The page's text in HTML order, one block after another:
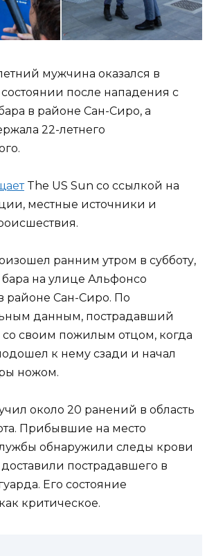
мужчина оказался в
после нападения с
в районе Сан-Сиро, а
22-летнего
The US Sun со ссылкой на
местные источники и
ранним утром в субботу,
на улице Альфонсо
районе Сан-Сиро. По
данным, пострадавший
со своим пожилым отцом, когда
к нему сзади и начал
ножом.
около 20 ранений в область
Прибывшие на место
обнаружили следы крови
доставили пострадавшего в
Его состояние
критическое.